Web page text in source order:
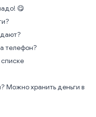
😋
телефон?
Можно хранить деньги в